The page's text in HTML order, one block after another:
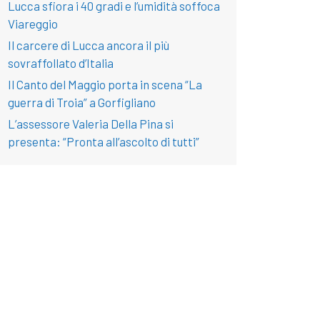
Lucca sfiora i 40 gradi e l’umidità soffoca
Viareggio
Il carcere di Lucca ancora il più
sovraffollato d’Italia
Il Canto del Maggio porta in scena “La
guerra di Troia” a Gorfigliano
L’assessore Valeria Della Pina si
presenta: “Pronta all’ascolto di tutti”